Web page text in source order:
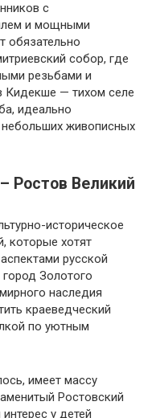
с
и мощными
обязательно
собор, где
резьбами и
Кидекше — тихом селе
идеально
живописных
Ростов Великий
историческое
которые хотят
русской
Золотого
наследия
краеведческий
по уютным
имеет массу
Ростовский
у детей